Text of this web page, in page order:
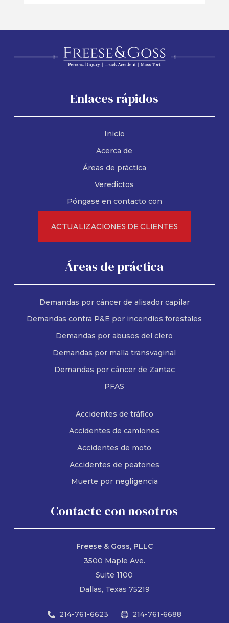
Enlaces rápidos
Inicio
Acerca de
Áreas de práctica
Veredictos
Póngase en contacto con
ACTUALIZACIONES DE CLIENTES
Áreas de práctica
Demandas por cáncer de alisador capilar
Demandas contra P&E por incendios forestales
Demandas por abusos del clero
Demandas por malla transvaginal
Demandas por cáncer de Zantac
PFAS
Accidentes de tráfico
Accidentes de camiones
Accidentes de moto
Accidentes de peatones
Muerte por negligencia
Contacte con nosotros
Freese & Goss, PLLC
3500 Maple Ave.
Suite 1100
Dallas, Texas 75219
214-761-6623 214-761-6688